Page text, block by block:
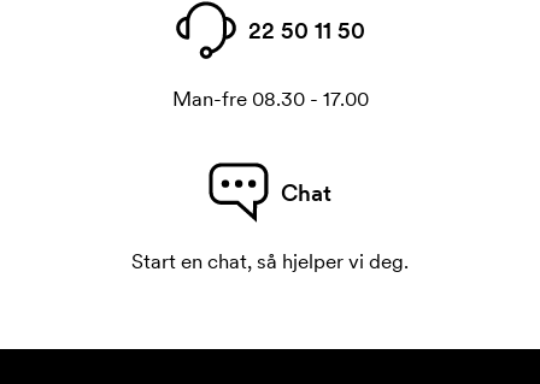
22 50 11 50
Man-fre 08.30 - 17.00
Chat
Start en chat, så hjelper vi deg.